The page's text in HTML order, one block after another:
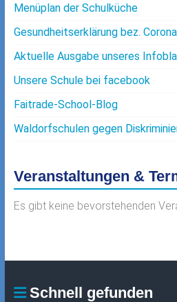
Menüplan der Schulküche
Gesundheitserklärung bez. Corona
Aktuelle Ausgabe unseres
Unsere Schule bei facebook
Faitrade-School-Blog
Waldorfschulen gegen
Veranstaltungen &
Es gibt keine bevorstehenden
Schnell gefunden